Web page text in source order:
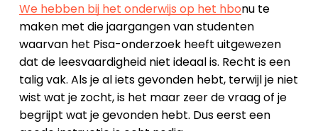
We hebben bij het onderwijs op het hbonu te
maken met die jaargangen van studenten
waarvan het Pisa-onderzoek heeft uitgewezen
dat de leesvaardigheid niet ideaal is. Recht is een
talig vak. Als je al iets gevonden hebt, terwijl je niet
wist wat je zocht, is het maar zeer de vraag of je
begrijpt wat je gevonden hebt. Dus eerst een